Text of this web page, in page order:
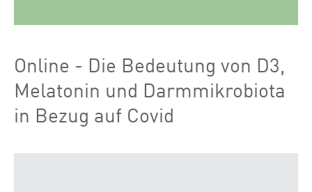
Online - Die Bedeutung von D3,
Melatonin und Darmmikrobiota
in Bezug auf Covid